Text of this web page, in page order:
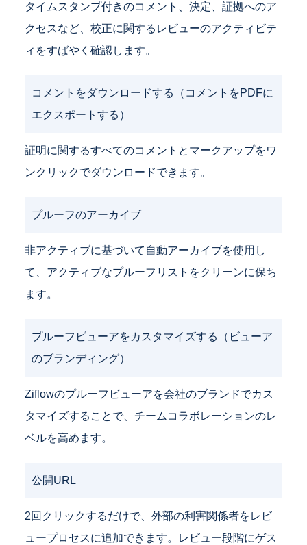
タイムスタンプ付きのコメント、決定、証拠へのア
クセスなど、校正に関するレビューのアクティビテ
ィをすばやく確認します。
コメントをダウンロードする（コメントをPDFに
エクスポートする）
証明に関するすべてのコメントとマークアップをワ
ンクリックでダウンロードできます。
プルーフのアーカイブ
非アクティブに基づいて自動アーカイブを使用し
て、アクティブなプルーフリストをクリーンに保ち
ます。
プルーフビューアをカスタマイズする（ビューア
のブランディング）
Ziflowのプルーフビューアを会社のブランドでカス
タマイズすることで、チームコラボレーションのレ
ベルを高めます。
公開URL
2回クリックするだけで、外部の利害関係者をレビ
ュープロセスに追加できます。レビュー段階にゲス